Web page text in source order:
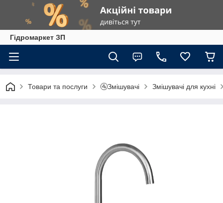
Гiдромаркет ЗП
Товари та послуги 🚰Змішувачі Змішувачі для кухні